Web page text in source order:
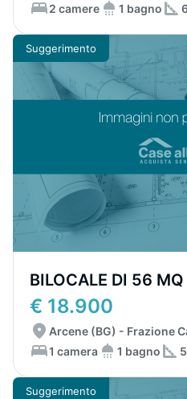
2 camere
1 bagno
Suggerimento
BILOCALE DI 56 MQ
€ 18.900
Arcene (BG) - Frazione
1 camera
1 bagno
Suggerimento